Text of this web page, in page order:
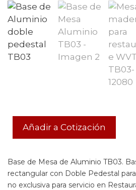
Añadir a Cotización
Base de Mesa de Aluminio TB03.
rectangular con Doble Pedestal
no exclusiva para servicio en